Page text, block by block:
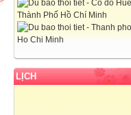
Thành Phố Hồ Chí Minh
LỊCH